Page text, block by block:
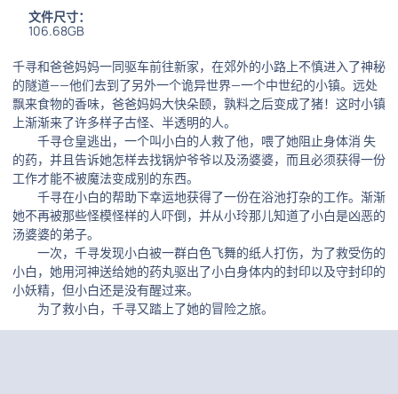
文件尺寸：
106.68GB
千寻和爸爸妈妈一同驱车前往新家，在郊外的小路上不慎进入了神秘
的隧道——他们去到了另外一个诡异世界—一个中世纪的小镇。远处
飘来食物的香味，爸爸妈妈大快朵颐，孰料之后变成了猪！这时小镇
上渐渐来了许多样子古怪、半透明的人。
千寻仓皇逃出，一个叫小白的人救了他，喂了她阻止身体消 失
的药，并且告诉她怎样去找锅炉爷爷以及汤婆婆，而且必须获得一份
工作才能不被魔法变成别的东西。
千寻在小白的帮助下幸运地获得了一份在浴池打杂的工作。渐渐
她不再被那些怪模怪样的人吓倒，并从小玲那儿知道了小白是凶恶的
汤婆婆的弟子。
一次，千寻发现小白被一群白色飞舞的纸人打伤，为了救受伤的
小白，她用河神送给她的药丸驱出了小白身体内的封印以及守封印的
小妖精，但小白还是没有醒过来。
为了救小白，千寻又踏上了她的冒险之旅。